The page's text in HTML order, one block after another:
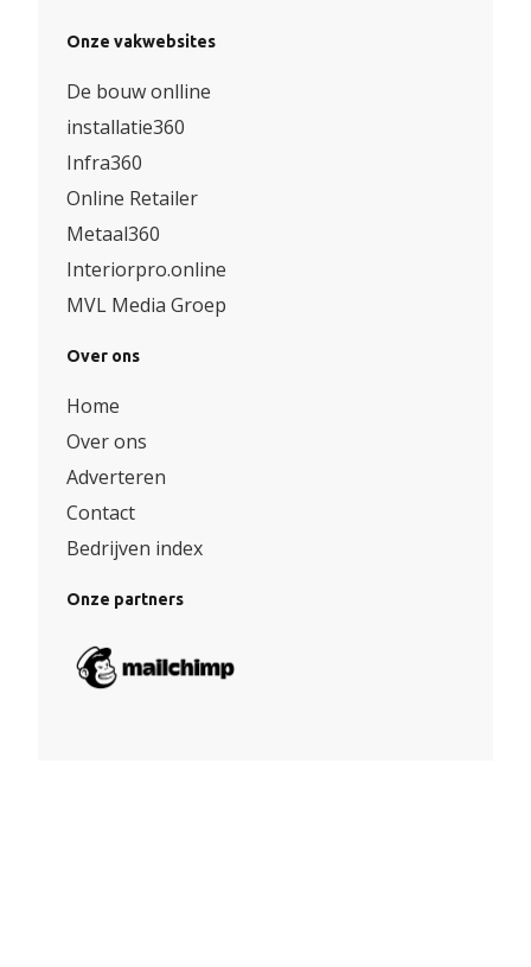
Onze vakwebsites
De bouw onlline
installatie360
Infra360
Online Retailer
Metaal360
Interiorpro.online
MVL Media Groep
Over ons
Home
Over ons
Adverteren
Contact
Bedrijven index
Onze partners